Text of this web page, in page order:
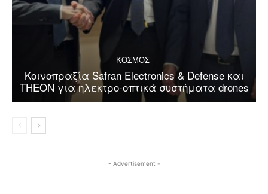
ΚΟΣΜΟΣ
Κοινοπραξία Safran Electronics & Defense και
THEON για ηλεκτρο-οπτικά συστήματα drones
- Advertisement -